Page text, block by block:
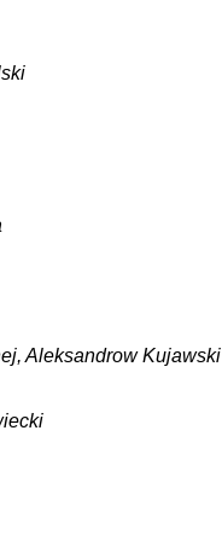
Aleksandrow Kujawski